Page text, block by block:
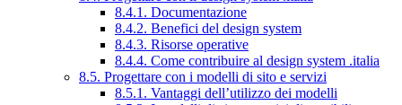
8.4.1. Documentazione
8.4.2. Benefici del design system
8.4.3. Risorse operative
8.4.4. Come contribuire al design system .italia
8.5. Progettare con i modelli di sito e servizi
8.5.1. Vantaggi dell’utilizzo dei modelli